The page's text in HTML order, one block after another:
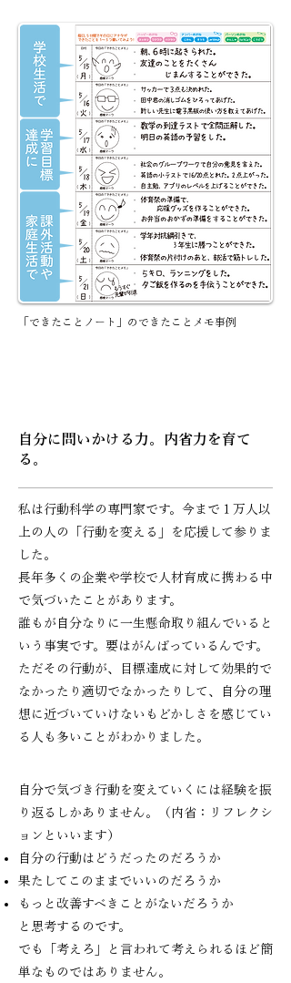
「できたことノート」のできたことメモ事例
自分に問いかける力。内省力を育て
る。
私は行動科学の専門家です。今まで１万人以
上の人の「行動を変える」を応援して参りま
した。
長年多くの企業や学校で人材育成に携わる中
で気づいたことがあります。
誰もが自分なりに一生懸命取り組んでいると
いう事実です。要はがんばっているんです。
ただその行動が、目標達成に対して効果的で
なかったり適切でなかったりして、
自分の理
想に近づいていけないもどかしさを感じてい
る人も多いことがわかりました。
自分で気づき行動を変えていくには経験を振
り返るしかありません。（内省：リフレクシ
ョンといいます）
自分の行動はどうだったのだろうか
果たしてこのままでいいのだろうか
もっと改善すべきことがないだろうか
と思考するのです。
でも「考えろ」と言われて考えられるほど簡
単なものではありません。